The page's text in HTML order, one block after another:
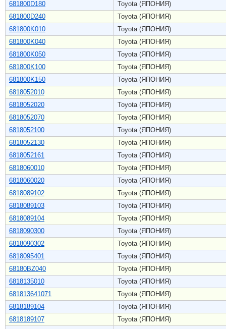
681800D180
Toyota (ЯПОНИЯ)
681800D240
Toyota (ЯПОНИЯ)
681800K010
Toyota (ЯПОНИЯ)
681800K040
Toyota (ЯПОНИЯ)
681800K050
Toyota (ЯПОНИЯ)
681800K100
Toyota (ЯПОНИЯ)
681800K150
Toyota (ЯПОНИЯ)
6818052010
Toyota (ЯПОНИЯ)
6818052020
Toyota (ЯПОНИЯ)
6818052070
Toyota (ЯПОНИЯ)
6818052100
Toyota (ЯПОНИЯ)
6818052130
Toyota (ЯПОНИЯ)
6818052161
Toyota (ЯПОНИЯ)
6818060010
Toyota (ЯПОНИЯ)
6818060020
Toyota (ЯПОНИЯ)
6818089102
Toyota (ЯПОНИЯ)
6818089103
Toyota (ЯПОНИЯ)
6818089104
Toyota (ЯПОНИЯ)
6818090300
Toyota (ЯПОНИЯ)
6818090302
Toyota (ЯПОНИЯ)
6818095401
Toyota (ЯПОНИЯ)
68180BZ040
Toyota (ЯПОНИЯ)
6818135010
Toyota (ЯПОНИЯ)
681813641071
Toyota (ЯПОНИЯ)
6818189104
Toyota (ЯПОНИЯ)
6818189107
Toyota (ЯПОНИЯ)